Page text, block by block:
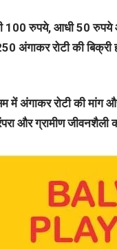
100 रुपये, आधी 50
अंगाकर रोटी की बिक्री
अंगाकर रोटी की मांग
और ग्रामीण